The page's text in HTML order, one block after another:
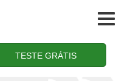
TESTE GRÁTIS